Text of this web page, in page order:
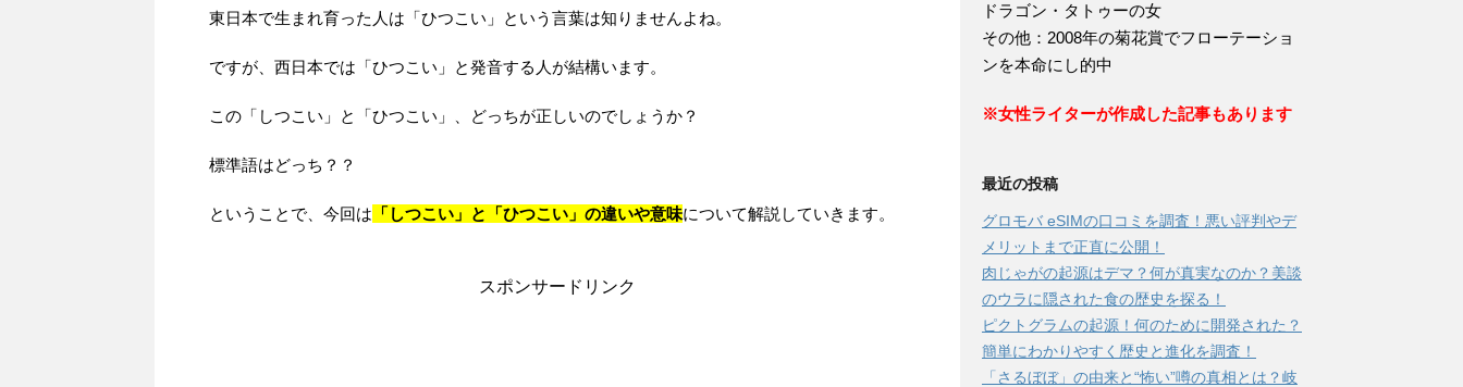
東日本で生まれ育った人は「ひつこい」という言葉は知りませんよね。
ですが、西日本では「ひつこい」と発音する人が結構います。
この「しつこい」と「ひつこい」、どっちが正しいのでしょうか？
標準語はどっち？？
ということで、今回は 「しつこい」と「ひつこい」の違いや意味について解説していきます。
スポンサードリンク
ドラゴン・タトゥーの女
その他：2008年の菊花賞でフローテーショ
ンを本命にし的中
※女性ライターが作成した記事もあります
最近の投稿
グロモバ eSIMの口コミを調査！悪い評判やデ
メリットまで正直に公開！
肉じゃがの起源はデマ？何が真実なのか？美談
のウラに隠された食の歴史を探る！
ピクトグラムの起源！何のために開発された？
簡単にわかりやすく歴史と進化を調査！
「さるぼぼ」の由来と“怖い”噂の真相とは？岐